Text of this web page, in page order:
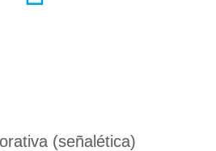
(señalética)